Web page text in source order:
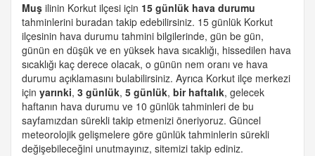
Muş ilinin Korkut ilçesi için 15 günlük hava durumu
tahminlerini buradan takip edebilirsiniz. 15 günlük Korkut
ilçesinin hava durumu tahmini bilgilerinde, gün be gün,
günün en düşük ve en yüksek hava sıcaklığı, hissedilen hava
sıcaklığı kaç derece olacak, o günün nem oranı ve hava
durumu açıklamasını bulabilirsiniz. Ayrıca Korkut ilçe merkezi
için yarınki, 3 günlük, 5 günlük, bir haftalık, gelecek
haftanın hava durumu ve 10 günlük tahminleri de bu
sayfamızdan sürekli takip etmenizi öneriyoruz. Güncel
meteorolojik gelişmelere göre günlük tahminlerin sürekli
değişebileceğini unutmayınız, sitemizi takip ediniz.